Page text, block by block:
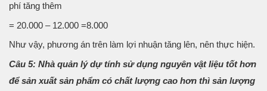
phí tăng thêm
= 20.000 – 12.000 =8.000
Như vậy, phương án trên làm lợi nhuận tăng lên, nên thực hiện.
Câu 5: Nhà quản lý dự tính sử dụng nguyên vật liệu tốt hơn
để sản xuất sản phẩm có chất lượng cao hơn thì sản lượng